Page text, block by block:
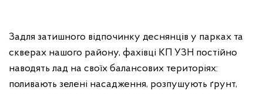
Задля затишного відпочинку деснянців у парках та
скверах нашого району, фахівці КП УЗН постійно
наводять лад на своїх балансових територіях:
поливають зелені насадження, розпушують ґрунт,